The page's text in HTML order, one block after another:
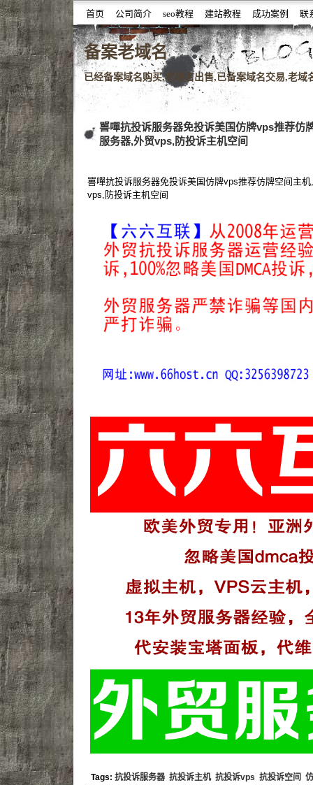
首页 公司简介 seo教程 建站教程 成功案例 联
噆噇已备案域名百度权重域名老域名购买,老域名交易,
备案老域名
已经备案域名购买,老域名出售,已备案域名交易,老
嘼嘽抗投诉服务器免投诉美国仿牌vps推荐仿
服务器,外贸vps,防投诉主机空间
嘼嘽抗投诉服务器免投诉美国仿牌vps推荐仿牌空间主
vps,防投诉主机空间
Tags: 抗投诉服务器 抗投诉主机 抗投诉vps 抗投诉空间